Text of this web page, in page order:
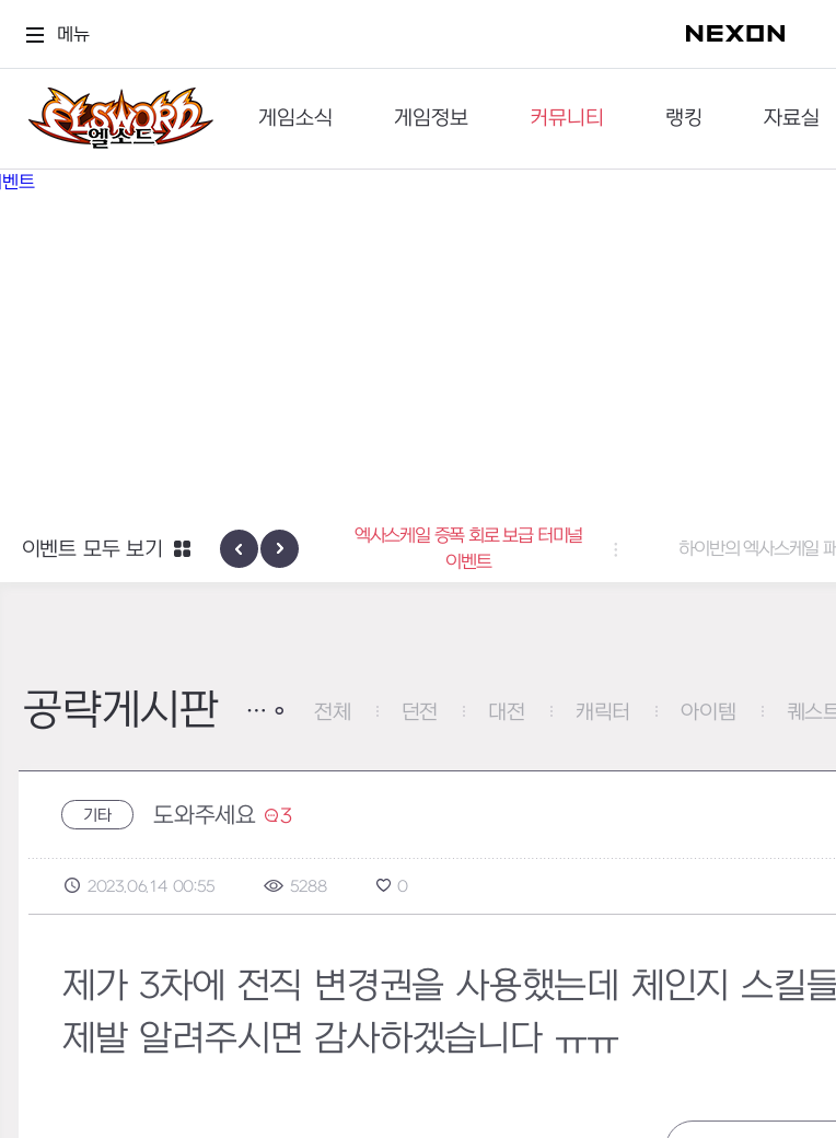
메뉴
게임소식
공지사항
게임정보
세계관
커뮤니티
이슈게시판
랭킹
던전랭킹
자료실
다운로드
신규 지역 네블론
엑사스케일 증폭 회로 보급 터미널
이벤트
하이반의 엑사스케일
이벤트 모두 보기
공략게시판 전체 던전 대전 캐릭터 아이템 퀘스
기타 도와주세요 3
2023.06.14 00:55 5288 0
제가 3차에 전직 변경권을 사용했는데 체인지 스킬
제발 알려주시면 감사하겠습니다 ㅠㅠ